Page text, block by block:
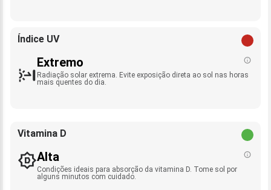
Índice UV
Extremo
Radiação solar extrema. Evite exposição direta ao sol nas horas
mais quentes do dia.
Vitamina D
Alta
Condições ideais para absorção da vitamina D. Tome sol por
alguns minutos com cuidado.